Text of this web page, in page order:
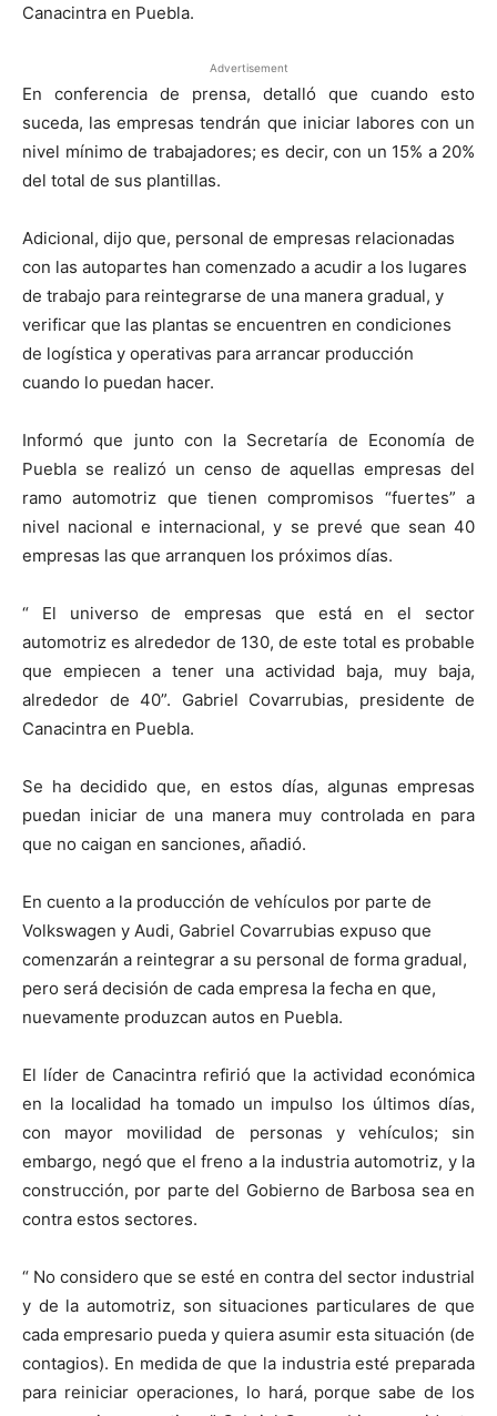
Canacintra en Puebla.
Advertisement
En conferencia de prensa, detalló que cuando esto
suceda, las empresas tendrán que iniciar labores con un
nivel mínimo de trabajadores; es decir, con un 15% a 20%
del total de sus plantillas.
Adicional, dijo que, personal de empresas relacionadas
con las autopartes han comenzado a acudir a los lugares
de trabajo para reintegrarse de una manera gradual, y
verificar que las plantas se encuentren en condiciones
de logística y operativas para arrancar producción
cuando lo puedan hacer.
Informó que junto con la Secretaría de Economía de
Puebla se realizó un censo de aquellas empresas del
ramo automotriz que tienen compromisos “fuertes” a
nivel nacional e internacional, y se prevé que sean 40
empresas las que arranquen los próximos días.
“ El universo de empresas que está en el sector
automotriz es alrededor de 130, de este total es probable
que empiecen a tener una actividad baja, muy baja,
alrededor de 40”. Gabriel Covarrubias, presidente de
Canacintra en Puebla.
Se ha decidido que, en estos días, algunas empresas
puedan iniciar de una manera muy controlada en para
que no caigan en sanciones, añadió.
En cuento a la producción de vehículos por parte de
Volkswagen y Audi, Gabriel Covarrubias expuso que
comenzarán a reintegrar a su personal de forma gradual,
pero será decisión de cada empresa la fecha en que,
nuevamente produzcan autos en Puebla.
El líder de Canacintra refirió que la actividad económica
en la localidad ha tomado un impulso los últimos días,
con mayor movilidad de personas y vehículos; sin
embargo, negó que el freno a la industria automotriz, y la
construcción, por parte del Gobierno de Barbosa sea en
contra estos sectores.
“ No considero que se esté en contra del sector industrial
y de la automotriz, son situaciones particulares de que
cada empresario pueda y quiera asumir esta situación (de
contagios). En medida de que la industria esté preparada
para reiniciar operaciones, lo hará, porque sabe de los